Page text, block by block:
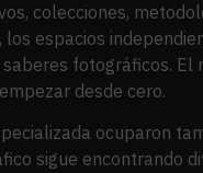
colecciones,
los espacios
fotográficos.
desde cero.
ocuparon
sigue encontrando